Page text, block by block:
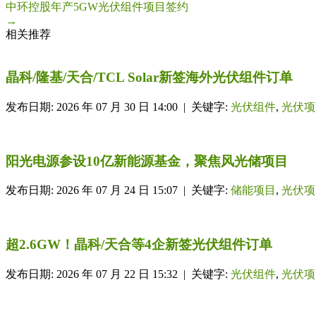
中环控股年产5GW光伏组件项目签约
→
相关推荐
晶科/隆基/天合/TCL Solar新签海外光伏组件订单
发布日期: 2026 年 07 月 30 日 14:00 | 关键字: 光伏组件, 光伏项
阳光电源参设10亿新能源基金，聚焦风光储项目
发布日期: 2026 年 07 月 24 日 15:07 | 关键字: 储能项目 , 光伏项
超2.6GW！晶科/天合等4企新签光伏组件订单
发布日期: 2026 年 07 月 22 日 15:32 | 关键字: 光伏组件, 光伏项